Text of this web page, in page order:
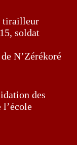
tirailleur
soldat
N’Zérékoré
des
l’école